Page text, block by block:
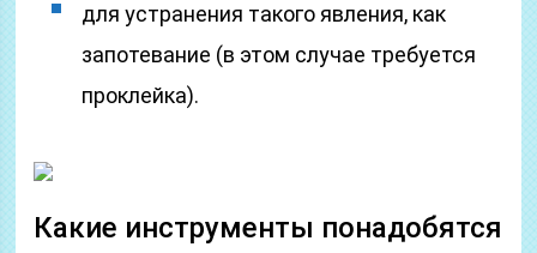
для устранения такого явления, как
запотевание (в этом случае требуется
проклейка).
Какие инструменты понадобятся